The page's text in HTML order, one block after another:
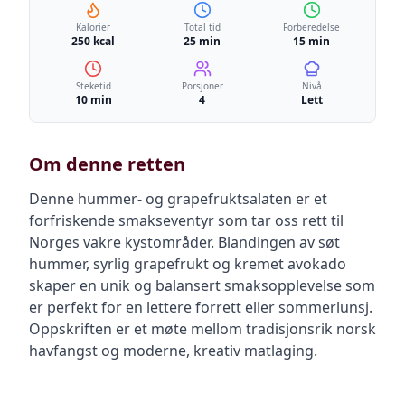
Kalorier
250 kcal
Total tid
25 min
Forberedelse
15 min
Steketid
10 min
Porsjoner
4
Nivå
Lett
Om denne retten
Denne hummer- og grapefruktsalaten er et
forfriskende smakseventyr som tar oss rett til
Norges vakre kystområder. Blandingen av søt
hummer, syrlig grapefrukt og kremet avokado
skaper en unik og balansert smaksopplevelse som
er perfekt for en lettere forrett eller sommerlunsj.
Oppskriften er et møte mellom tradisjonsrik norsk
havfangst og moderne, kreativ matlaging.